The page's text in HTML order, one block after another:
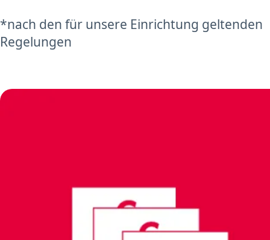
*nach den für unsere Einrichtung geltenden
Regelungen